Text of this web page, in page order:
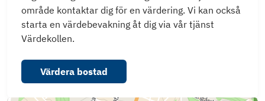
område kontaktar dig för en värdering. Vi kan också
starta en värdebevakning åt dig via vår tjänst
Värdekollen.
Värdera bostad